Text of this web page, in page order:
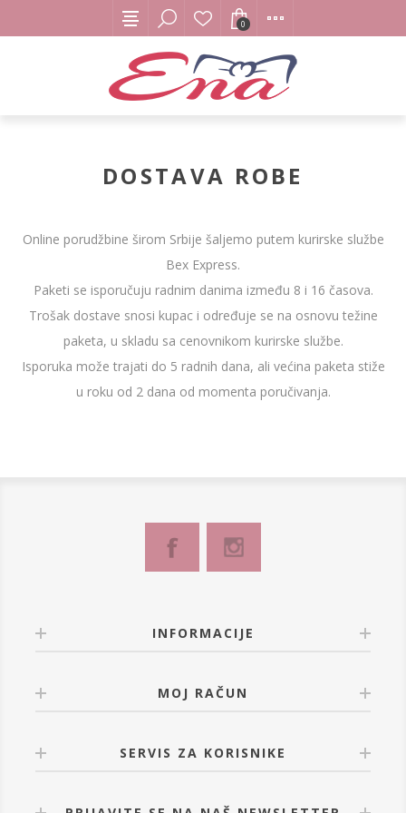
0
DOSTAVA ROBE
Online porudžbine širom Srbije šaljemo putem kurirske službe
Bex Express.
Paketi se isporučuju radnim danima između 8 i 16 časova.
Trošak dostave snosi kupac i određuje se na osnovu težine
paketa, u skladu sa cenovnikom kurirske službe.
Isporuka može trajati do 5 radnih dana, ali većina paketa stiže
u roku od 2 dana od momenta poručivanja.
INFORMACIJE
MOJ RAČUN
SERVIS ZA KORISNIKE